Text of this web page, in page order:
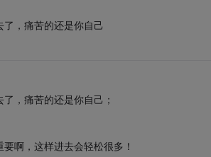
，痛苦的还是你自己
，痛苦的还是你自己；
啊，这样进去会轻松很多！